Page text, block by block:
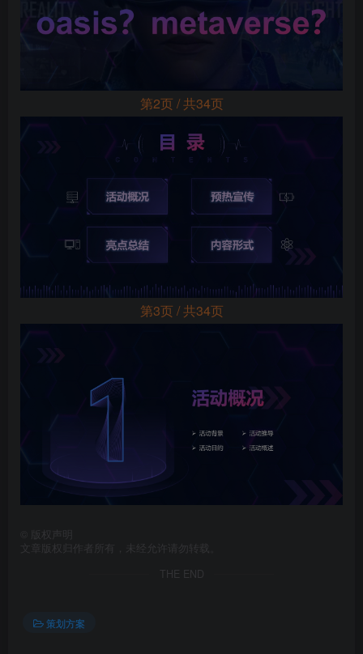
第2页 / 共34页
第3页 / 共34页
版权声明
文章版权归作者所有，未经允许请勿转载。
THE END
策划方案